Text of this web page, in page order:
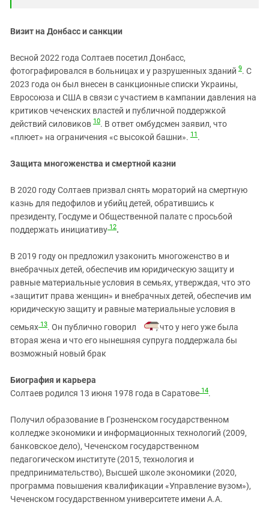
Визит на Донбасс и санкции
Весной 2022 года Солтаев посетил Донбасс,
фотографировался в больницах и у разрушенных зданий 9. С
2023 года он был внесен в санкционные списки Украины,
Евросоюза и США в связи с участием в кампании давления на
критиков чеченских властей и публичной поддержкой
действий силовиков 10. В ответ омбудсмен заявил, что
«плюет» на ограничения «с высокой башни». 11 .
Защита многоженства и смертной казни
В 2020 году Солтаев призвал снять мораторий на смертную
казнь для педофилов и убийц детей, обратившись к
президенту, Госдуме и Общественной палате с просьбой
поддержать инициативу 12.
В 2019 году он предложил узаконить многоженство в и
внебрачных детей, обеспечив им юридическую защиту и
равные материальные условия в семьях, утверждая, что это
«защитит права женщин» и внебрачных детей, обеспечив им
юридическую защиту и равные материальные условия в
семьях 13. Он публично говорил
, что у него уже была
вторая жена и что его нынешняя супруга поддержала бы
возможный новый брак
Биография и карьера
Солтаев родился 13 июня 1978 года в Саратове 14.
Получил образование в Грозненском государственном
колледже экономики и информационных технологий (2009,
банковское дело), Чеченском государственном
педагогическом институте (2015, технология и
предпринимательство), Высшей школе экономики (2020,
программа повышения квалификации «Управление вузом»),
Чеченском государственном университете имени А.А.